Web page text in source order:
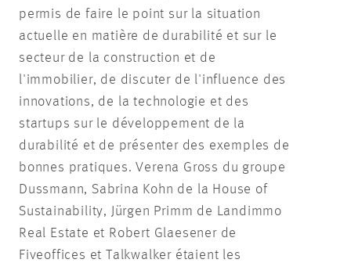
permis de faire le point sur la situation
actuelle en matière de durabilité et sur le
secteur de la construction et de
l'immobilier, de discuter de l'influence des
innovations, de la technologie et des
startups sur le développement de la
durabilité et de présenter des exemples de
bonnes pratiques. Verena Gross du groupe
Dussmann, Sabrina Kohn de la House of
Sustainability, Jürgen Primm de Landimmo
Real Estate et Robert Glaesener de
Fiveoffices et Talkwalker étaient les